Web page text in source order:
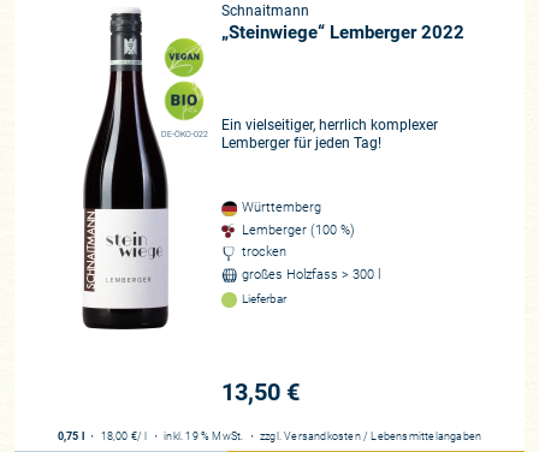
DE-ÖKO-022
Schnaitmann
„Steinwiege“ Lemberger 2022
Ein vielseitiger, herrlich komplexer
Lemberger für jeden Tag!
Württemberg
Lemberger (100 %)
trocken
großes Holzfass > 300 l
Lieferbar
13,50 €
0,75 l ・ 18,00 €/ l ・inkl. 19 % MwSt. ・ zzgl.Versandkosten / Lebensmittelangaben